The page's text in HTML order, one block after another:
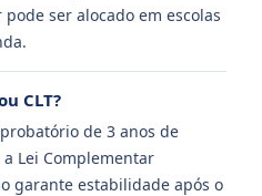
ser alocado em escolas
CLT?
de 3 anos de
Lei Complementar
garante estabilidade após o